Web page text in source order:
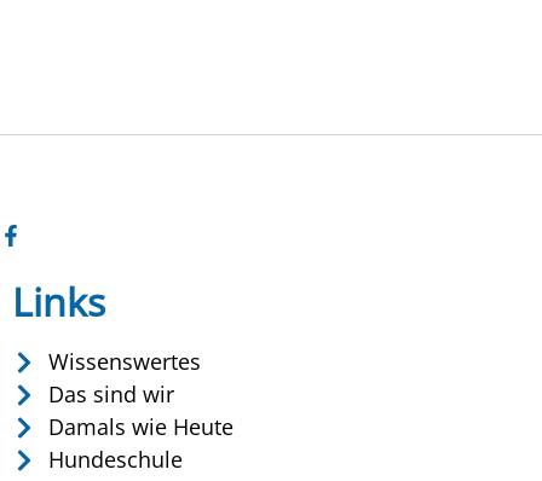
Links
Wissenswertes
Das sind wir
Damals wie Heute
Hundeschule